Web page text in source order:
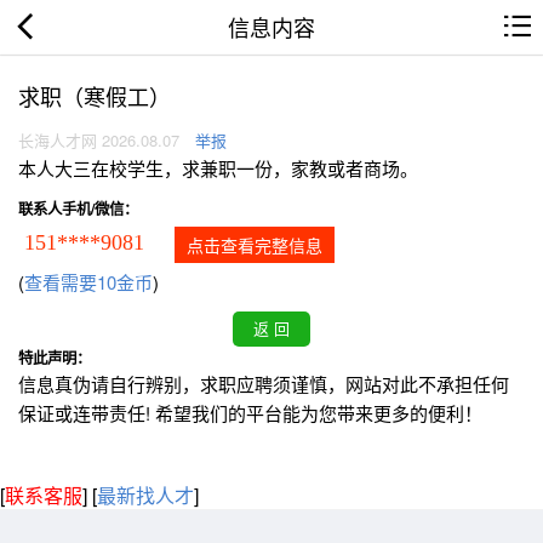
信息内容
求职（寒假工）
长海人才网 2026.08.07 举报
本人大三在校学生，求兼职一份，家教或者商场。
联系人手机/微信：
151****9081 点击查看完整信息
(查看需要10金币)
特此声明：
信息真伪请自行辨别，求职应聘须谨慎，网站对此不承担任何
保证或连带责任! 希望我们的平台能为您带来更多的便利！
[联系客服] [最新找人才]